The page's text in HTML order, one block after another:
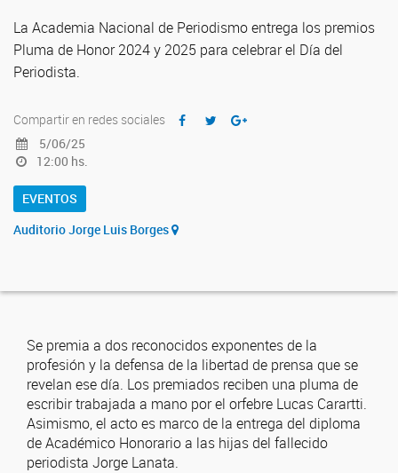
La Academia Nacional de Periodismo entrega los premios
Pluma de Honor 2024 y 2025 para celebrar el Día del
Periodista.
Compartir en redes sociales
5/06/25
12:00 hs.
EVENTOS
Auditorio Jorge Luis Borges
Se premia a dos reconocidos exponentes de la
profesión y la defensa de la libertad de prensa que se
revelan ese día. Los premiados reciben una pluma de
escribir trabajada a mano por el orfebre Lucas Carartti.
Asimismo, el acto es marco de la entrega del diploma
de Académico Honorario a las hijas del fallecido
periodista Jorge Lanata.